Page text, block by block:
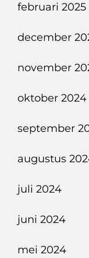
februari 2025
december
november
oktober 2024
september
augustus
juli 2024
juni 2024
mei 2024